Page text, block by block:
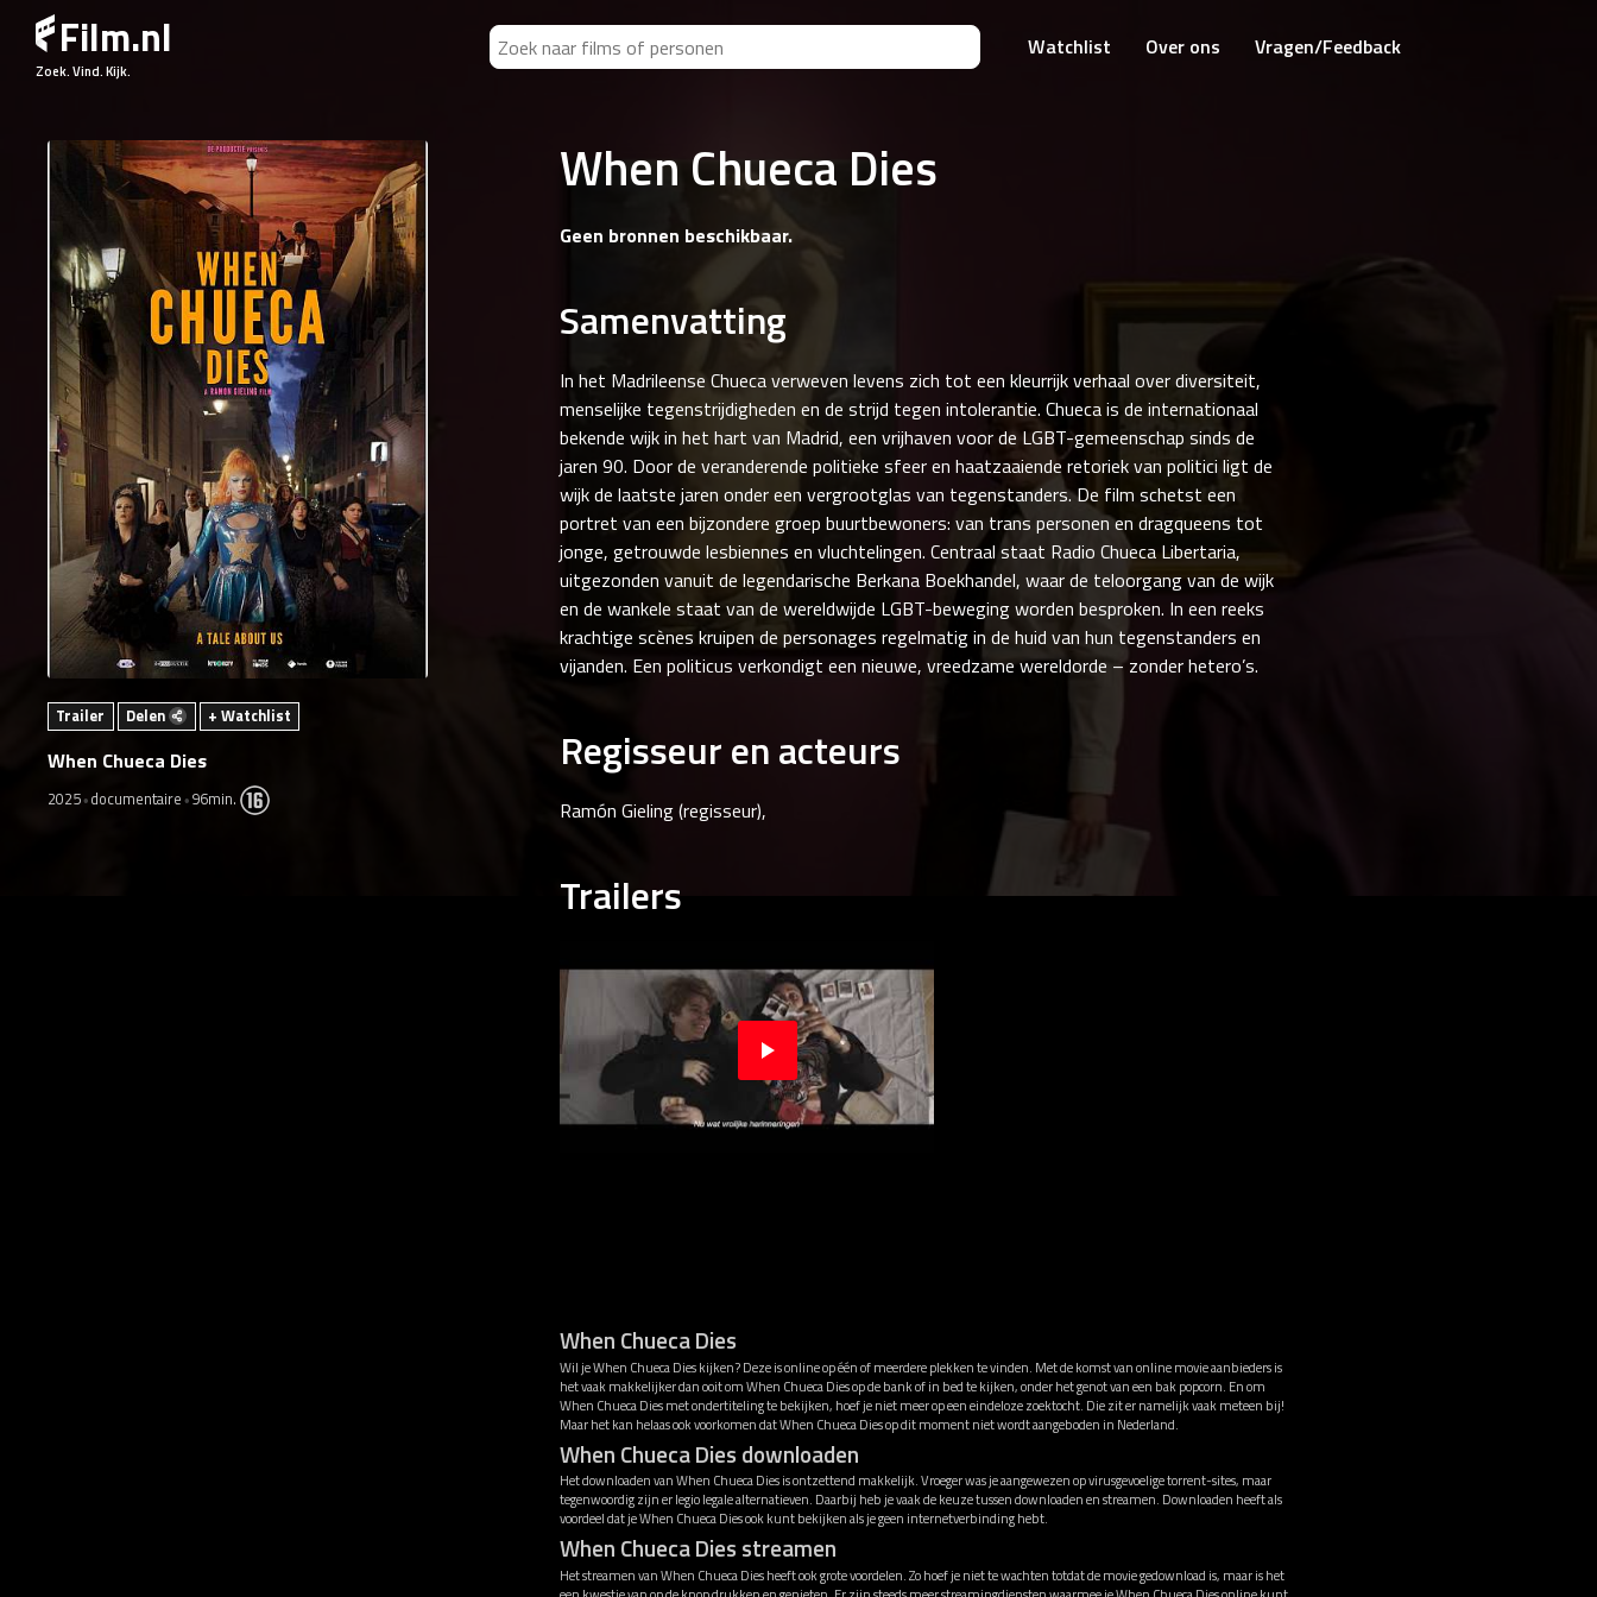
Film.nl
Zoek. Vind. Kijk.
Watchlist Over ons Vragen/Feedback
Trailer Delen + Watchlist
When Chueca Dies
2025 documentaire 96min.
When Chueca Dies
Geen bronnen beschikbaar.
Samenvatting
In het Madrileense Chueca verweven levens zich tot een kleurrijk verhaal over diversiteit,
menselijke tegenstrijdigheden en de strijd tegen intolerantie. Chueca is de internationaal
bekende wijk in het hart van Madrid, een vrijhaven voor de LGBT-gemeenschap sinds de
jaren 90. Door de veranderende politieke sfeer en haatzaaiende retoriek van politici ligt de
wijk de laatste jaren onder een vergrootglas van tegenstanders. De film schetst een
portret van een bijzondere groep buurtbewoners: van trans personen en dragqueens tot
jonge, getrouwde lesbiennes en vluchtelingen. Centraal staat Radio Chueca Libertaria,
uitgezonden vanuit de legendarische Berkana Boekhandel, waar de teloorgang van de wijk
en de wankele staat van de wereldwijde LGBT-beweging worden besproken. In een reeks
krachtige scènes kruipen de personages regelmatig in de huid van hun tegenstanders en
vijanden. Een politicus verkondigt een nieuwe, vreedzame wereldorde – zonder hetero’s.
Regisseur en acteurs
Ramón Gieling (regisseur),
Trailers
When Chueca Dies
Wil je When Chueca Dies kijken? Deze is online op één of meerdere plekken te vinden. Met de komst van online movie aanbieders is
het vaak makkelijker dan ooit om When Chueca Dies op de bank of in bed te kijken, onder het genot van een bak popcorn. En om
When Chueca Dies met ondertiteling te bekijken, hoef je niet meer op een eindeloze zoektocht. Die zit er namelijk vaak meteen bij!
Maar het kan helaas ook voorkomen dat When Chueca Dies op dit moment niet wordt aangeboden in Nederland.
When Chueca Dies downloaden
Het downloaden van When Chueca Dies is ontzettend makkelijk. Vroeger was je aangewezen op virusgevoelige torrent-sites, maar
tegenwoordig zijn er legio legale alternatieven. Daarbij heb je vaak de keuze tussen downloaden en streamen. Downloaden heeft als
voordeel dat je When Chueca Dies ook kunt bekijken als je geen internetverbinding hebt.
When Chueca Dies streamen
Het streamen van When Chueca Dies heeft ook grote voordelen. Zo hoef je niet te wachten totdat de movie gedownload is, maar is het